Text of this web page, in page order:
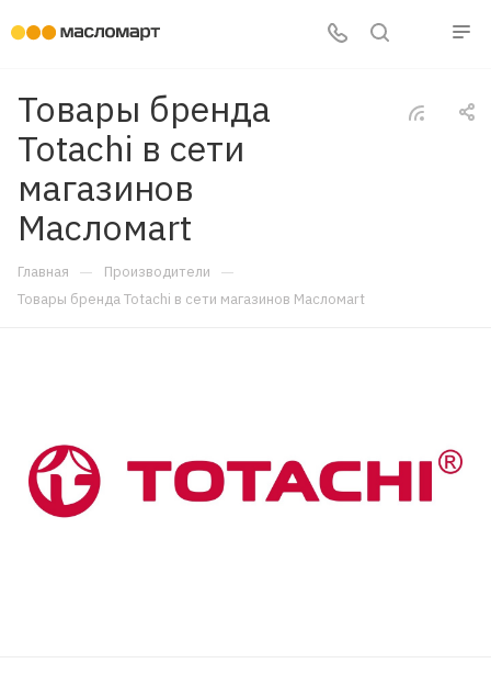
Товары бренда
Totachi в сети
магазинов
Масломart
Главная — Производители —
Товары бренда Totachi в сети магазинов Масломart